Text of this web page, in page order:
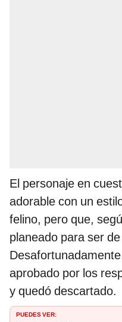
El personaje en
adorable con un
felino, pero que,
planeado para ser
aprobado por los
y quedó descartado.
PUEDES VER: